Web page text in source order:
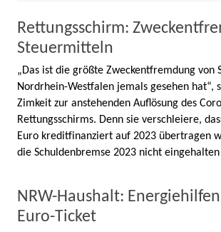
Rettungsschirm:
Steuermitteln
„Das ist die größte Zweckentfremdung von
Nordrhein-Westfalen jemals gesehen hat“,
Zimkeit zur anstehenden Auflösung des
Rettungsschirms. Denn sie verschleiere,
Euro kreditfinanziert auf 2023 übertragen
die Schuldenbremse 2023 nicht
NRW-Haushalt:
Euro-Ticket